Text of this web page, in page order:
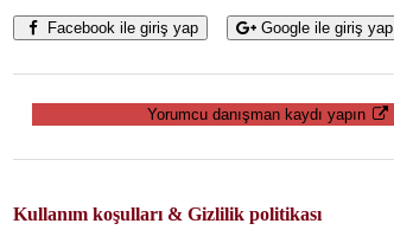
Facebook ile giriş yap Google ile giriş yap
Yorumcu danışman kaydı yapın
Kullanım koşulları & Gizlilik politikası